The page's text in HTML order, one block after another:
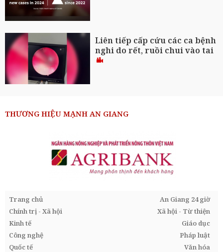
Liên tiếp cấp cứu các ca bệnh
nghi do rết, ruồi chui vào tai
THƯƠNG HIỆU MẠNH AN GIANG
Trang chủ
An Giang 24 giờ
Chính trị - Xã hội
Xã hội - Từ thiện
Kinh tế
Giáo dục
Công nghệ
Pháp luật
Quốc tế
Văn hóa